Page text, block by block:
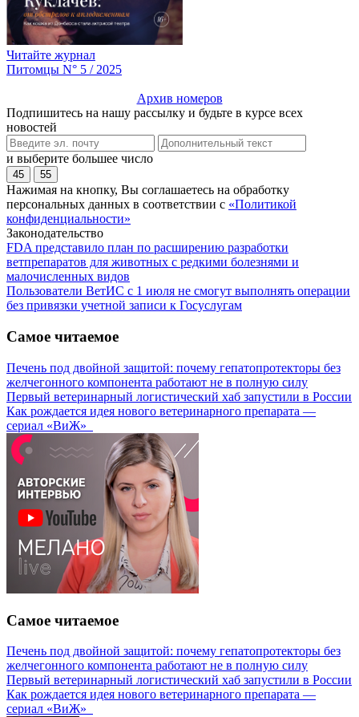
Читайте журнал
Питомцы N° 5 / 2025
Архив номеров
Подпишитесь на нашу рассылку и будьте в курсе всех
новостей
и выберите большее число
45 55
Нажимая на кнопку, Вы соглашаетесь на обработку
персональных данных в соответствии с «Политикой
конфиденциальности»
Законодательство
FDA представило план по расширению разработки
ветпрепаратов для животных с редкими болезнями и
малочисленных видов
Пользователи ВетИС с 1 июля не смогут выполнять операции
без привязки учетной записи к Госуслугам
Самое читаемое
Печень под двойной защитой: почему гепатопротекторы без
желчегонного компонента работают не в полную силу
Первый ветеринарный логистический хаб запустили в России
Как рождается идея нового ветеринарного препарата —
сериал «ВиЖ»
Самое читаемое
Печень под двойной защитой: почему гепатопротекторы без
желчегонного компонента работают не в полную силу
Первый ветеринарный логистический хаб запустили в России
Как рождается идея нового ветеринарного препарата —
сериал «ВиЖ»